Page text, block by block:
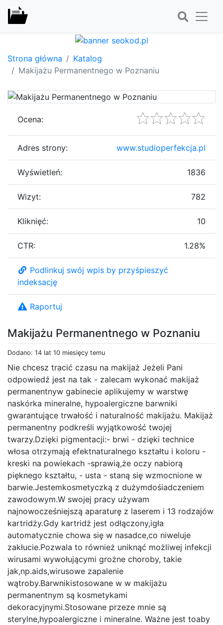
Strona główna
Katalog
Makijażu Permanentnego w Poznaniu
Makijażu Permanentnego w Poznaniu
Dodano: 14 lat 10 miesięcy temu
Nie chcesz tracić czasu na makijaż Jeżeli Pani
odpowiedź jest na tak - zalecam wykonać makijaż
permanentnyw gabinecie aplikujemy w warstwę
naskórka mineralne, hypoalergiczne barwniki
gwarantujące trwałość i naturalność makijażu. Makijaż
permanentny podkreśli wyjątkowość twojej
twarzy.Dzięki pigmentacji:- brwi - dzięki technice
włosa otrzymają efektnaturalnego kształtu i koloru -
kreski na powiekach -sprawią,że oczy nabiorą
pięknego kształtu, - usta - staną się wzmocnione w
barwie.Jestemkosmetyczką z dużymdośiadczeniem
zawodowym.W swojej pracy używam
najnowocześniejszą aparaturę z laserem i 13 rodzajów
kartridży.Gdy kartridż jest odłączony,igła
automatycznie chowa się w nasadce,co niweluje
zakłucie.Pozwala to również uniknąć możliwej infekcji
wirusami wywołującymi grożne choroby, takie
jak,np.aids,wirusowe zapalenie
wątroby.Barwnikistosowane w w makijażu
permanentnym są kosmetykami
dekoracyjnymi.Stosowane przeze mnie są
sterylne,hypoalergiczne i mineralne. Ważne jest toaby
Ocena:
Adres strony: www.studioperfekcja.pl
Wyświetleń: 1836
Wizyt: 782
Kliknięć: 10
CTR: 1.28%
Podlinkuj swój wpis by przyśpieszyć
indeksację
Raportuj